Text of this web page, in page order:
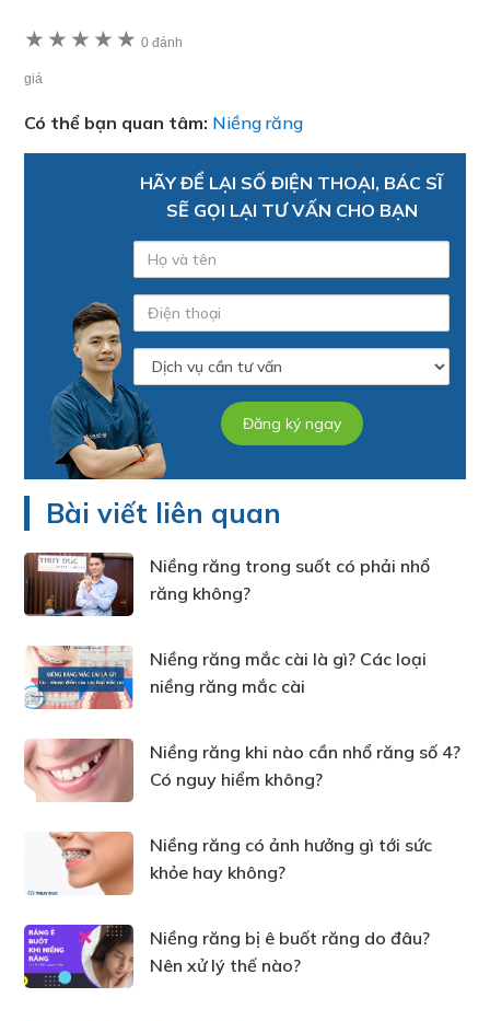
★ ★ ★ ★ ★ 0 đánh
giá
Có thể bạn quan tâm: Niềng răng
HÃY ĐỂ LẠI SỐ ĐIỆN THOẠI, BÁC SĨ
SẼ GỌI LẠI TƯ VẤN CHO BẠN
Bài viết liên quan
Niềng răng trong suốt có phải nhổ
răng không?
Niềng răng mắc cài là gì? Các loại
niềng răng mắc cài
Niềng răng khi nào cần nhổ răng số 4?
Có nguy hiểm không?
Niềng răng có ảnh hưởng gì tới sức
khỏe hay không?
Niềng răng bị ê buốt răng do đâu?
Nên xử lý thế nào?